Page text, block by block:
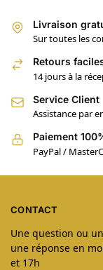
Livraison
Sur toutes les
Retours
14 jours à la
Service Client
Assistance par
Paiement
PayPal /
CONTACT
Une question ou
une réponse en
et 17h